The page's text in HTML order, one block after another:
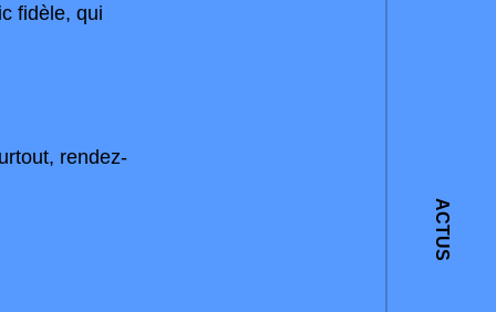
ACTUS
fidèle, qui
rendez-